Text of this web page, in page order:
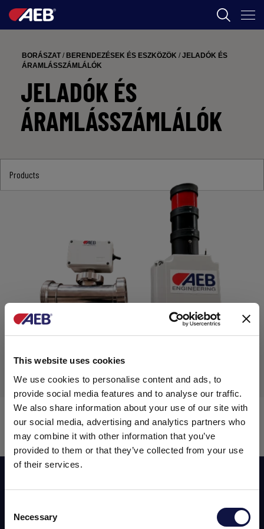
This website uses cookies
We use cookies to personalise content and ads, to
provide social media features and to analyse our traffic.
We also share information about your use of our site with
our social media, advertising and analytics partners who
may combine it with other information that you’ve
provided to them or that they’ve collected from your use
of their services.
Selection
Necessary
Ez az oldal üzleti közönség számára készült.
BORÁSZAT
FOOD
AEB ACADEMY
HU
BORÁSZAT/ BERENDEZÉSEK ÉS ESZKÖZÖK / JELADÓK ÉS
ÁRAMLÁSSZÁMLÁLÓK
JELADÓK ÉS
ÁRAMLÁSSZÁMLÁLÓK
Products
Ctrl-Sensor